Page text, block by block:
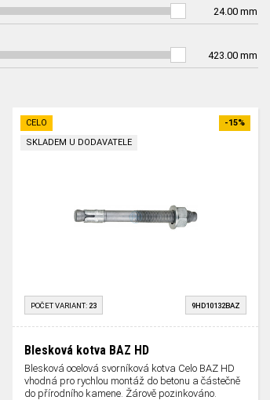
24.00 mm
423.00 mm
CELO
SKLADEM U DODAVATELE
-15%
POČET VARIANT: 23 9HD10132BAZ
Blesková kotva BAZ HD
Blesková ocelová svorníková kotva Celo BAZ HD
vhodná pro rychlou montáž do betonu a částečně
do přírodního kamene. Žárově pozinkováno.